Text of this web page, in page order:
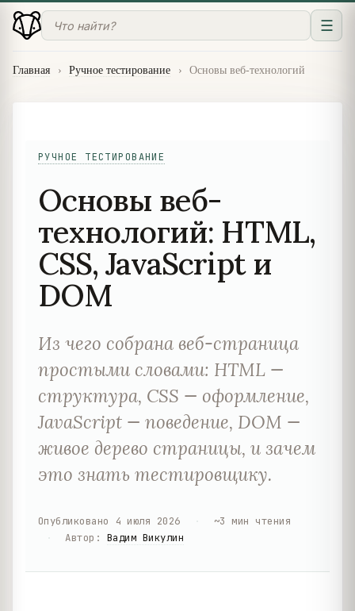
☰
Главная › Ручное тестирование › Основы веб-технологий
РУЧНОЕ ТЕСТИРОВАНИЕ
Основы веб-
технологий: HTML,
CSS, JavaScript и
DOM
Из чего собрана веб-страница
простыми словами: HTML —
структура, CSS — оформление,
JavaScript — поведение, DOM —
живое дерево страницы, и зачем
это знать тестировщику.
Опубликовано 4 июля 2026 ~3 мин чтения
Автор : Вадим Викулин